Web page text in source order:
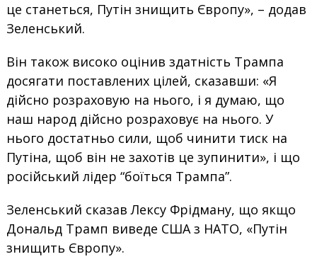
це станеться, Путін знищить Європу», – додав
Зеленський.
Він також високо оцінив здатність Трампа
досягати поставлених цілей, сказавши: «Я
дійсно розраховую на нього, і я думаю, що
наш народ дійсно розраховує на нього. У
нього достатньо сили, щоб чинити тиск на
Путіна, щоб він не захотів це зупинити», і що
російський лідер “боїться Трампа”.
Зеленський сказав Лексу Фрідману, що якщо
Дональд Трамп виведе США з НАТО, «Путін
знищить Європу».